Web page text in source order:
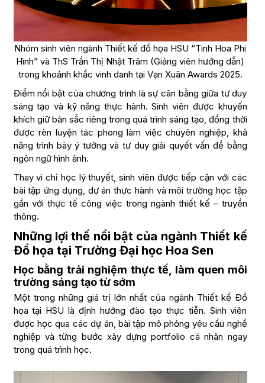
Nhóm sinh viên ngành Thiết kế đồ họa HSU “Tinh Hoa Phi
Hình” và ThS Trần Thị Nhật Trâm (Giảng viên hướng dẫn)
trong khoảnh khắc vinh danh tại Vạn Xuân Awards 2025.
Điểm nổi bật của chương trình là sự cân bằng giữa tư duy
sáng tạo và kỹ năng thực hành. Sinh viên được khuyến
khích giữ bản sắc riêng trong quá trình sáng tạo, đồng thời
được rèn luyện tác phong làm việc chuyên nghiệp, khả
năng trình bày ý tưởng và tư duy giải quyết vấn đề bằng
ngôn ngữ hình ảnh.
Thay vì chỉ học lý thuyết, sinh viên được tiếp cận với các
bài tập ứng dụng, dự án thực hành và môi trường học tập
gần với thực tế công việc trong ngành thiết kế – truyền
thông.
Những lợi thế nổi bật của ngành Thiết kế
Đồ họa tại Trường Đại học Hoa Sen
Học bằng trải nghiệm thực tế, làm quen môi
trường sáng tạo từ sớm
Một trong những giá trị lớn nhất của ngành Thiết kế Đồ
họa tại HSU là định hướng đào tạo thực tiễn. Sinh viên
được học qua các dự án, bài tập mô phỏng yêu cầu nghề
nghiệp và từng bước xây dựng portfolio cá nhân ngay
trong quá trình học.